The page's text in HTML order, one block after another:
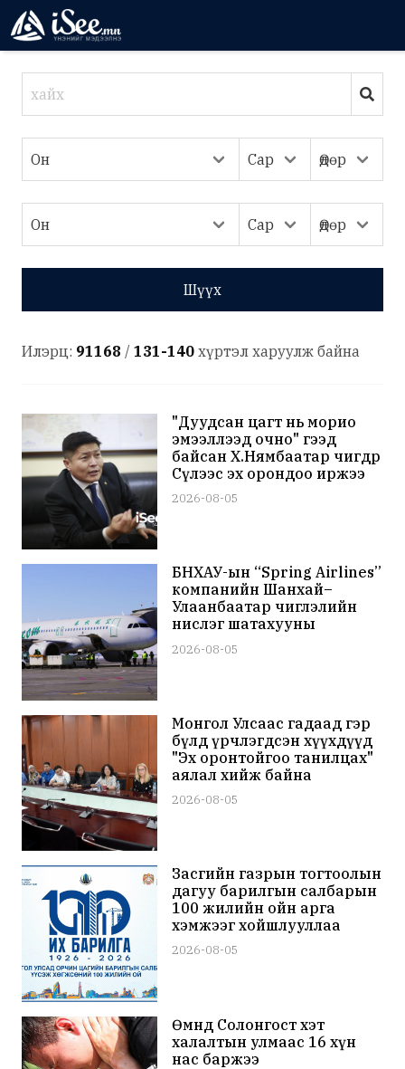
Шүүх
Илэрц: 91168 / 131-140 хүртэл харуулж байна
"Дуудсан цагт нь морио
эмээллээд очно" гээд
байсан Х.Нямбаатар өчигдөр
Сөүлээс эх орондоо иржээ
2026-08-05
БНХАУ-ын “Spring Airlines”
компанийн Шанхай–
Улаанбаатар чиглэлийн
нислэг шатахууны
хомсдлоос болж
цуцлагджээ
2026-08-05
Монгол Улсаас гадаад гэр
бүлд үрчлэгдсэн хүүхдүүд
"Эх оронтойгоо танилцах"
аялал хийж байна
2026-08-05
Засгийн газрын тогтоолын
дагуу барилгын салбарын
100 жилийн ойн арга
хэмжээг хойшлууллаа
2026-08-05
Өмнөд Солонгост хэт
халалтын улмаас 16 хүн
нас баржээ